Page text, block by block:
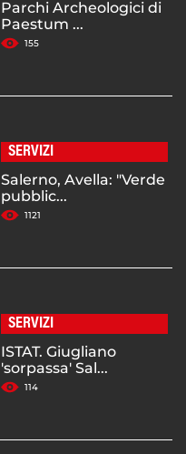
Parchi Archeologici di
Paestum ...
155
SERVIZI
Salerno, Avella: "Verde
pubblic...
1121
SERVIZI
ISTAT. Giugliano
'sorpassa' Sal...
114